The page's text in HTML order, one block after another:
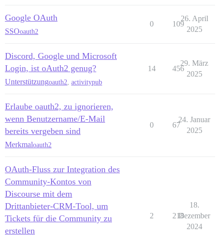
Google OAuth
SSOoauth2
0 109
26. April
2025
Discord, Google und Microsoft
Login, ist oAuth2 genug?
Unterstützungoauth2 activitypub
14 456
29. März
2025
Erlaube oauth2, zu ignorieren,
wenn Benutzername/E-Mail
bereits vergeben sind
Merkmaloauth2
0 67
24. Januar
2025
OAuth-Fluss zur Integration des
Community-Kontos von
Discourse mit dem
Drittanbieter-CRM-Tool, um
Tickets für die Community zu
erstellen
2 218
18.
Dezember
2024